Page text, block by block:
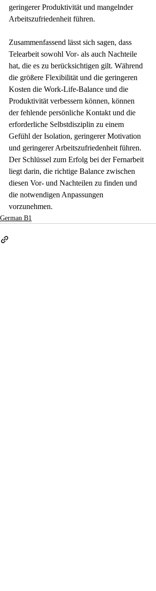
geringerer Produktivität und mangelnder
Arbeitszufriedenheit führen.
Zusammenfassend lässt sich sagen, dass
Telearbeit sowohl Vor- als auch Nachteile
hat, die es zu berücksichtigen gilt. Während
die größere Flexibilität und die geringeren
Kosten die Work-Life-Balance und die
Produktivität verbessern können, können
der fehlende persönliche Kontakt und die
erforderliche Selbstdisziplin zu einem
Gefühl der Isolation, geringerer Motivation
und geringerer Arbeitszufriedenheit führen.
Der Schlüssel zum Erfolg bei der Fernarbeit
liegt darin, die richtige Balance zwischen
diesen Vor- und Nachteilen zu finden und
die notwendigen Anpassungen
vorzunehmen.
German B1